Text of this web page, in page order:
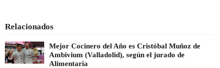
Relacionados
Mejor Cocinero del Año es Cristóbal Muñoz de
Ambivium (Valladolid), según el jurado de
Alimentaria